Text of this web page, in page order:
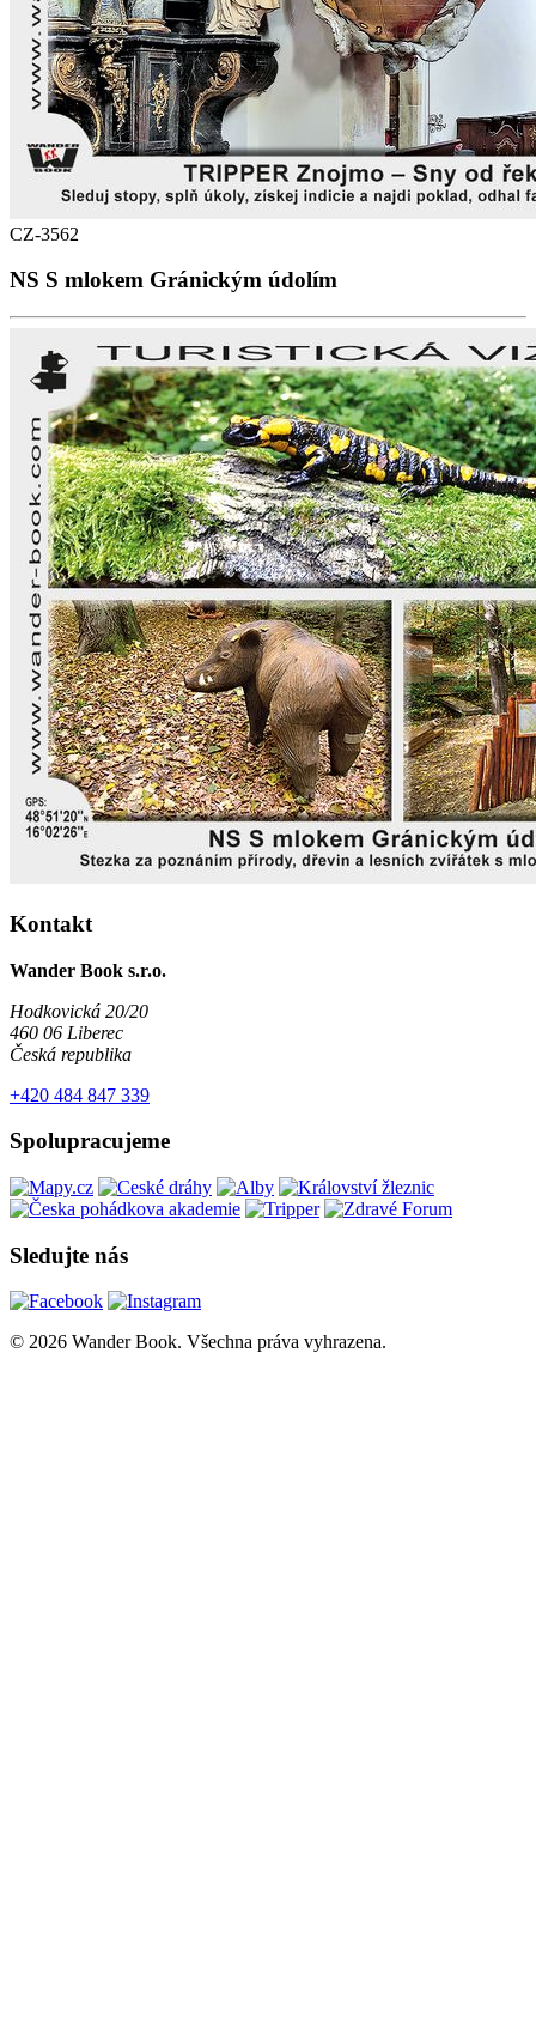
CZ-3562
NS S mlokem Gránickým údolím
Kontakt
Wander Book s.r.o.
Hodkovická 20/20
460 06 Liberec
Česká republika
+420 484 847 339
Spolupracujeme
Sledujte nás
© 2026 Wander Book. Všechna práva vyhrazena.